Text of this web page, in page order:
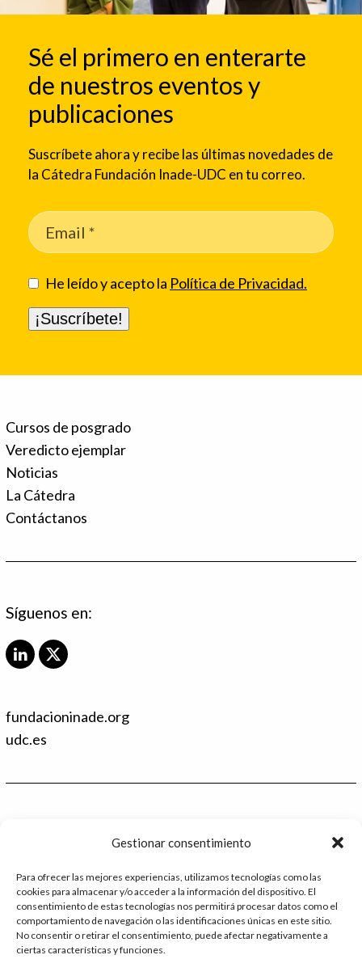
Gestionar consentimiento
Para ofrecer las mejores experiencias, utilizamos tecnologías como las
cookies para almacenar y/o acceder a la información del dispositivo. El
consentimiento de estas tecnologías nos permitirá procesar datos como el
comportamiento de navegación o las identificaciones únicas en este sitio.
No consentir o retirar el consentimiento, puede afectar negativamente a
ciertas características y funciones.
Sé el primero en enterarte
de nuestros eventos y
publicaciones
Suscríbete ahora y recibe las últimas novedades de
la Cátedra Fundación Inade-UDC en tu correo.
He leído y acepto la Política de Privacidad.
Cursos de posgrado
Veredicto ejemplar
Noticias
La Cátedra
Contáctanos
Síguenos en:
L
e
d
X
t
fundacioninade.org
udc.es
986 48 52 28 - Ext.2
administracion@catedrafundacioninade.org
Universidade da Coruña - Facultad de Derecho
Campus Elviña s/n